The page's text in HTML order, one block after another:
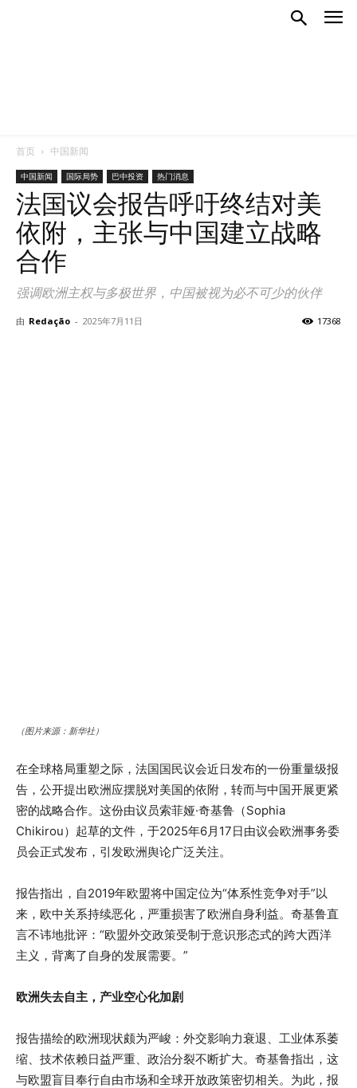
首页 中国新闻
中国新闻 国际局势 巴中投资 热门消息
法国议会报告呼吁终结对美
依附，主张与中国建立战略
合作
强调欧洲主权与多极世界，中国被视为必不可少的伙伴
由 Redação - 2025年7月11日 17368
（图片来源：新华社）
在全球格局重塑之际，法国国民议会近日发布的一份重量级报
告，公开提出欧洲应摆脱对美国的依附，转而与中国开展更紧
密的战略合作。这份由议员索菲娅·奇基鲁（Sophia
Chikirou）起草的文件，于2025年6月17日由议会欧洲事务委
员会正式发布，引发欧洲舆论广泛关注。
报告指出，自2019年欧盟将中国定位为“体系性竞争对手”以
来，欧中关系持续恶化，严重损害了欧洲自身利益。奇基鲁直
言不讳地批评：“欧盟外交政策受制于意识形态式的跨大西洋
主义，背离了自身的发展需要。”
欧洲失去自主，产业空心化加剧
报告描绘的欧洲现状颇为严峻：外交影响力衰退、工业体系萎
缩、技术依赖日益严重、政治分裂不断扩大。奇基鲁指出，这
与欧盟盲目奉行自由市场和全球开放政策密切相关。为此，报